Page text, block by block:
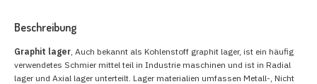
Beschreibung
Graphit lager, Auch bekannt als Kohlenstoff graphit lager, ist ein häufig
verwendetes Schmier mittel teil in Industrie maschinen und ist in Radial
lager und Axial lager unterteilt. Lager materialien umfassen Metall-, Nicht